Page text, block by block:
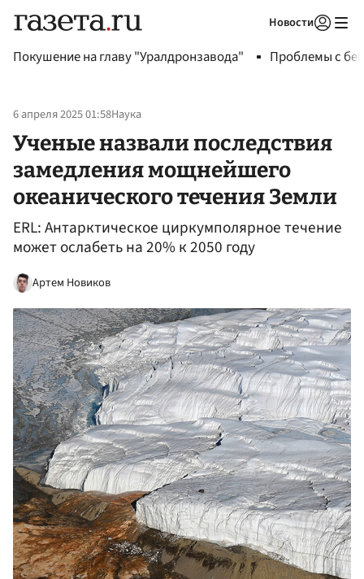
Новости
Покушение на главу "Уралдронзавода" Проблемы с
6 апреля 2025 01:58Наука
Ученые назвали последствия
замедления мощнейшего
океанического течения Земли
ERL: Антарктическое циркумполярное течение
может ослабеть на 20% к 2050 году
Артем Новиков